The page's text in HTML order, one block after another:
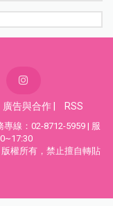
廣告與合作 RSS
線：02-8712-5959 | 服
權所有，禁止擅自轉貼